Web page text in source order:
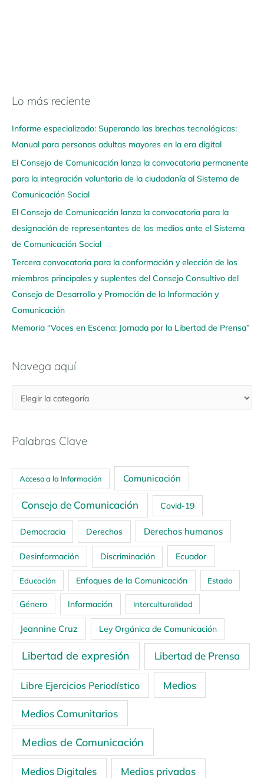
Lo más reciente
Informe especializado: Superando las brechas tecnológicas:
Manual para personas adultas mayores en la era digital
El Consejo de Comunicación lanza la convocatoria permanente
para la integración voluntaria de la ciudadanía al Sistema de
Comunicación Social
El Consejo de Comunicación lanza la convocatoria para la
designación de representantes de los medios ante el Sistema
de Comunicación Social
Tercera convocatoria para la conformación y elección de los
miembros principales y suplentes del Consejo Consultivo del
Consejo de Desarrollo y Promoción de la Información y
Comunicación
Memoria “Voces en Escena: Jornada por la Libertad de Prensa”
Navega aquí
N
v
e
g
a
a
q
u
í
Palabras Clave
Acceso a la Información Comunicación
Consejo de Comunicación Covid-19
Democracia Derechos Derechos humanos
Desinformación Discriminación Ecuador
Educación Enfoques de la Comunicación Estado
Género Información Interculturalidad
Jeannine Cruz Ley Orgánica de Comunicación
Libertad de expresión Libertad de Prensa
Libre Ejercicios Periodístico Medios
Medios Comunitarios
Medios de Comunicación
Medios Digitales Medios privados